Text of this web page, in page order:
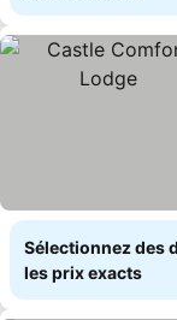
Sélectionnez des
les prix exacts